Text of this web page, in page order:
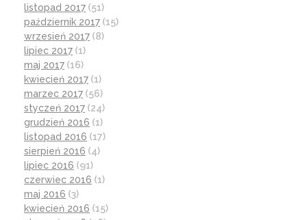
listopad 2017 (51)
październik 2017 (15)
wrzesień 2017 (8)
lipiec 2017 (1)
maj 2017 (16)
kwiecień 2017 (1)
marzec 2017 (56)
styczeń 2017 (24)
grudzień 2016 (1)
listopad 2016 (17)
sierpień 2016 (4)
lipiec 2016 (91)
czerwiec 2016 (1)
maj 2016 (3)
kwiecień 2016 (15)